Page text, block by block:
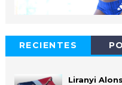
RECIENTES
Liranyi